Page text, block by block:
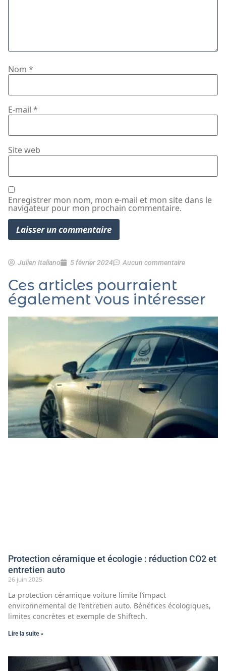
Nom *
E-mail *
Site web
Enregistrer mon nom, mon e-mail et mon site dans le
navigateur pour mon prochain commentaire.
Julien Italiano 5 février 2024 Aucun commentaire
Ces articles pourraient
également vous intéresser
Protection céramique et écologie : réduction CO2 et
entretien auto
26 juin 2025
La protection céramique voiture limite l’impact
environnemental de l’entretien auto. Bénéfices écologiques,
limites concrètes et exemple de Shiftech.
Lire la suite »